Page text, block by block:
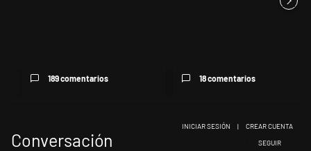
189 comentarios 18 comentarios
Conversación SIGA ESTA
SEGUIR
INICIAR SESIÓN | CREAR CUENTA